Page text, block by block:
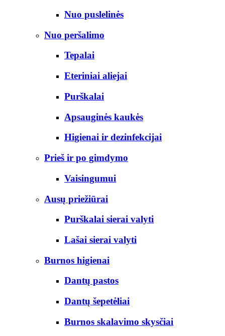
Nuo puslelinės
Nuo peršalimo
Tepalai
Eteriniai aliejai
Purškalai
Apsauginės kaukės
Higienai ir dezinfekcijai
Prieš ir po gimdymo
Vaisingumui
Ausų priežiūrai
Purškalai sierai valyti
Lašai sierai valyti
Burnos higienai
Dantų pastos
Dantų šepetėliai
Burnos skalavimo skysčiai